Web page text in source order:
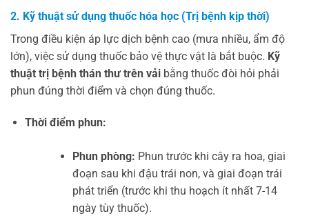
2. Kỹ thuật sử dụng thuốc hóa học (Trị bệnh kịp thời)
Trong điều kiện áp lực dịch bệnh cao (mưa nhiều, ẩm độ
lớn), việc sử dụng thuốc bảo vệ thực vật là bắt buộc. Kỹ
thuật trị bệnh thán thư trên vải bằng thuốc đòi hỏi phải
phun đúng thời điểm và chọn đúng thuốc.
Thời điểm phun:
Phun phòng: Phun trước khi cây ra hoa, giai
đoạn sau khi đậu trái non, và giai đoạn trái
phát triển (trước khi thu hoạch ít nhất 7-14
ngày tùy thuốc).